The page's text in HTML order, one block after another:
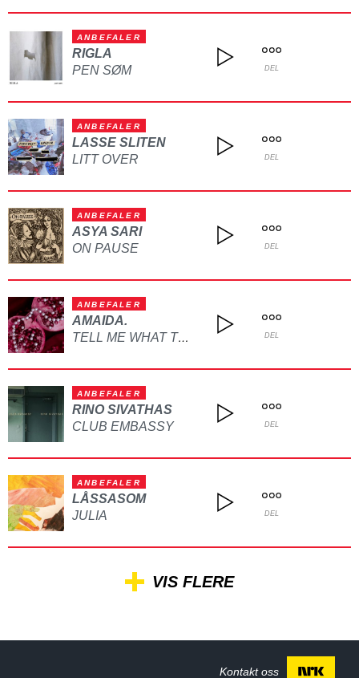
ANBEFALER
RIGLA
PEN SØM
DEL
ANBEFALER
LASSE SLITEN
LITT OVER
DEL
ANBEFALER
ASYA SARI
ON PAUSE
DEL
ANBEFALER
AMAIDA.
TELL ME WHAT TO DO DEL
ANBEFALER
RINO SIVATHAS
CLUB EMBASSY
DEL
ANBEFALER
LÅSSASOM
JULIA
DEL
VIS FLERE
Kontakt oss